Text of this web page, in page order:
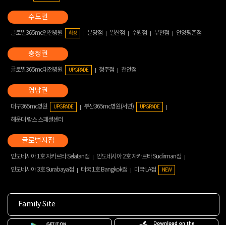
글로벌365mc인천병원 확장 분당점 일산점 수원점 부천점 안양평촌점
글로벌365mc대전병원 UPGRADE 청주점 천안점
대구365mc병원 UPGRADE 부산365mc병원(서면) UPGRADE
해운대 람스 스페셜센터
인도네시아 1호 자카르타 Selatan점
인도네시아 2호 자카르타 Sudirman점
인도네시아 3호 Surabaya점
태국 1호 Bangkok점 미국 LA점 NEW
Family Site